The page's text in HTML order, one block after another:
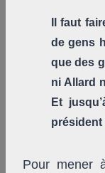
Il faut
de gens
que des
ni Allard
Et
président
Pour mener